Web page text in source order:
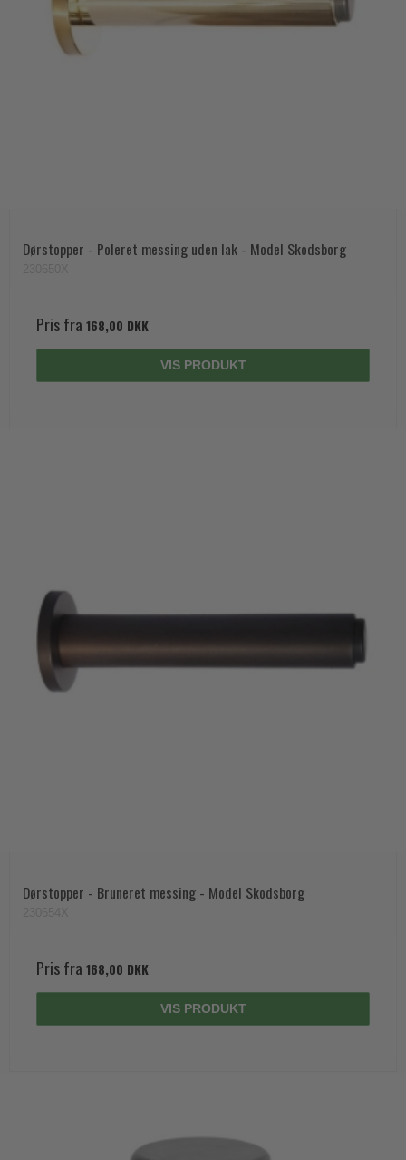
Dørstopper - Poleret messing uden lak - Model Skodsborg
Pris fra 168,00 DKK
VIS PRODUKT
Dørstopper - Bruneret messing - Model Skodsborg
Pris fra 168,00 DKK
VIS PRODUKT